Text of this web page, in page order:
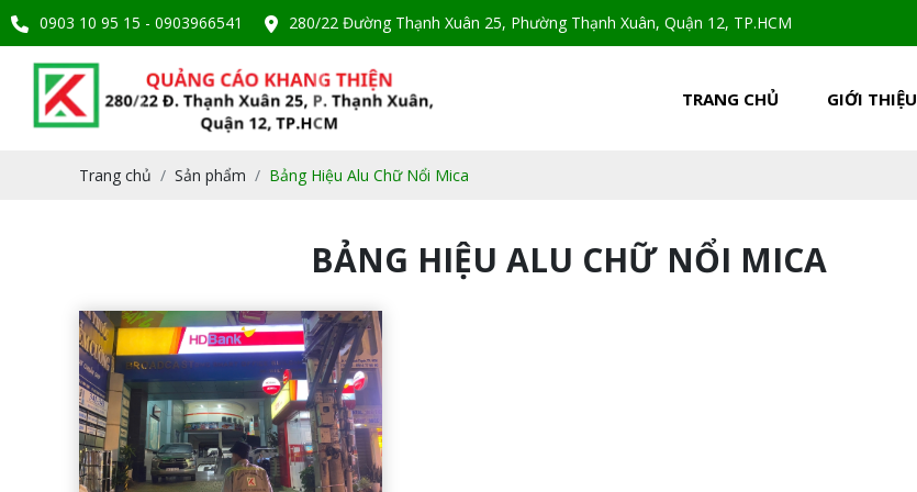
0903 10 95 15 - 0903966541 280/22 Đường Thạnh Xuân 25, Phường Thạnh Xuân, Quận 12, TP.HCM
TRANG CHỦ GIỚI THIỆU
Trang chủ Sản phẩm Bảng Hiệu Alu Chữ Nổi Mica
BẢNG HIỆU ALU CHỮ NỔI MICA